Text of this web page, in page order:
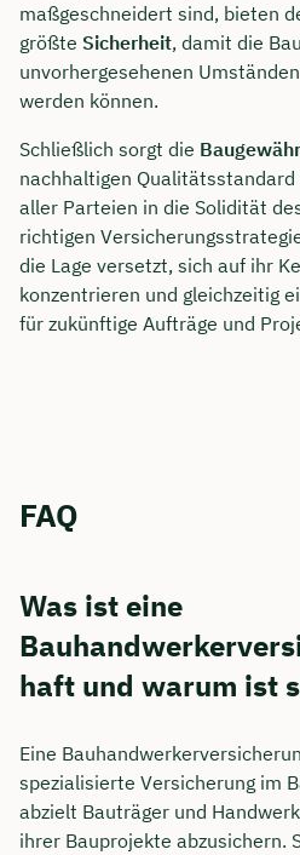
maßgeschneidert sind, bieten
größte Sicherheit, damit die
unvorhergesehenen
werden können.
Schließlich sorgt die
nachhaltigen
aller Parteien in die Solidität
richtigen
die Lage versetzt, sich auf ihr
konzentrieren und gleichzeitig
für zukünftige Aufträge und
FAQ
Was ist eine
haft und warum ist
Eine
spezialisierte Versicherung im
abzielt Bauträger und
ihrer Bauprojekte abzusichern.